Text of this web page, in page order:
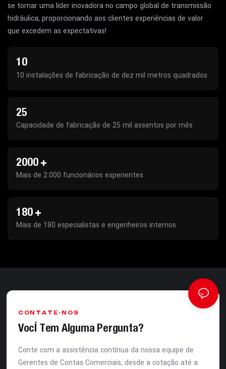
se tornar uma líder inovadora no campo global de transmissão
hidráulica, proporcionando aos clientes experiências de valor
que excedem as expectativas!
10
10 instalações de fabricação de dez mil metros quadrados
25
Capacidade de fabricação de 25 mil assentos por mês
2000+
Mais de 2.000 funcionários experientes
180+
Mais de 180 especialistas e engenheiros internos
CONTATE-NOS
Você Tem Alguma Pergunta?
Conte com a assistência contínua da nossa equipe de
Gerentes de Contas Comerciais, desde a cotação até a